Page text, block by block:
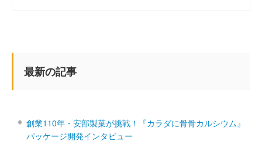
最新の記事
創業110年・安部製菓が挑戦！『カラダに骨骨カルシウム』
パッケージ開発インタビュー